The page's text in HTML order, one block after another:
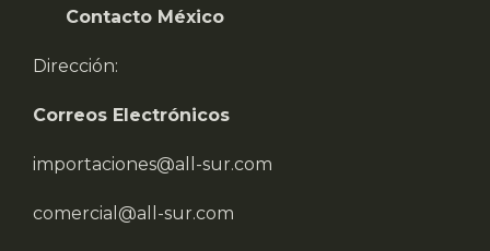
Contacto México
Dirección:
Correos Electrónicos
importaciones@all-sur.com
comercial@all-sur.com